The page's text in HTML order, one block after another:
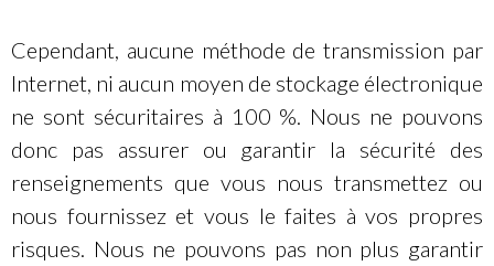
Cependant, aucune méthode de transmission par
Internet, ni aucun moyen de stockage électronique
ne sont sécuritaires à 100 %. Nous ne pouvons
donc pas assurer ou garantir la sécurité des
renseignements que vous nous transmettez ou
nous fournissez et vous le faites à vos propres
risques. Nous ne pouvons pas non plus garantir